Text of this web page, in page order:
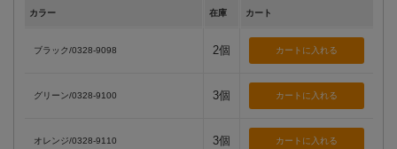
カラー 在庫 カート
ブラック/0328-9098 2個
グリーン/0328-9100 3個
オレンジ/0328-9110 3個